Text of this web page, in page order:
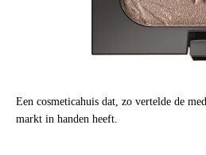
Een cosmeticahuis dat, zo vertelde de
markt in handen heeft.